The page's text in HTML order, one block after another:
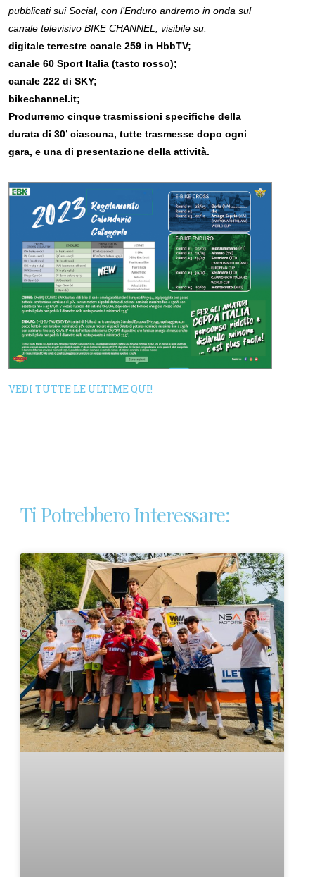
pubblicati sui Social, con l’Enduro andremo in onda sul
canale televisivo BIKE CHANNEL, visibile su:
digitale terrestre canale 259 in HbbTV;
canale 60 Sport Italia (tasto rosso);
canale 222 di SKY;
bikechannel.it;
Produrremo cinque trasmissioni specifiche della
durata di 30’ ciascuna, tutte trasmesse dopo ogni
gara, e una di presentazione della attività.
VEDI TUTTE LE ULTIME QUI!
Ti Potrebbero Interessare: